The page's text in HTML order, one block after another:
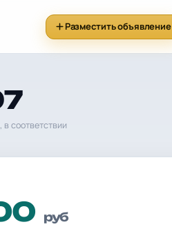
Разместить объявление
соответствии
руб